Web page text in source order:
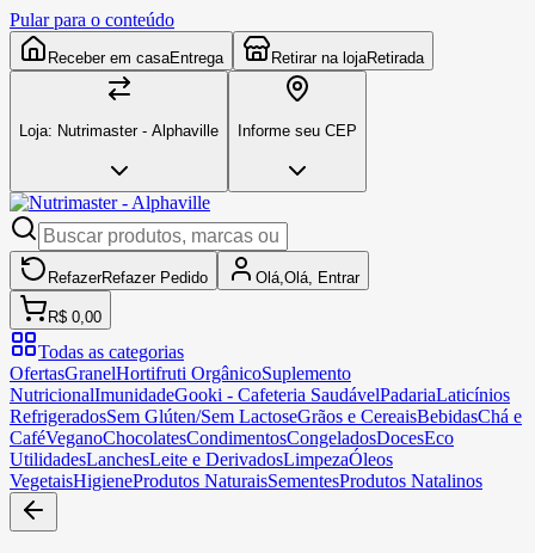
Pular para o conteúdo
Receber em casaEntrega Retirar na lojaRetirada
Loja: Nutrimaster - Alphaville Informe seu CEP
RefazerRefazer Pedido Olá, Olá, Entrar
R$ 0,00
Todas as categorias
OfertasGranelHortifruti OrgânicoSuplemento
NutricionalImunidadeGooki - Cafeteria SaudávelPadariaLaticínios
RefrigeradosSem Glúten/Sem LactoseGrãos e CereaisBebidasChá e
CaféVeganoChocolatesCondimentosCongeladosDocesEco
UtilidadesLanchesLeite e DerivadosLimpezaÓleos
VegetaisHigieneProdutos NaturaisSementesProdutos Natalinos